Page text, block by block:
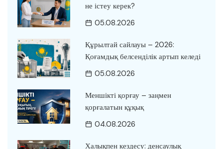
не істеу керек?
05.08.2026
Құрылтай сайлауы – 2026:
Қоғамдық белсенділік артып келеді
05.08.2026
Меншікті қорғау – заңмен
қорғалатын құқық
04.08.2026
Халықпен кездесу: денсаулық